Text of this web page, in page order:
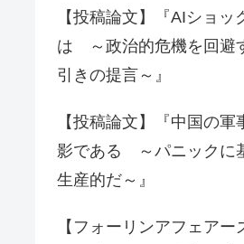
【投稿論文】『AIショッ
は ～政治的危機を回避
引きの提言～』
【投稿論文】『中国の軍
影である ～パニックに
生産的だ～』
【フォーリンアフェアー